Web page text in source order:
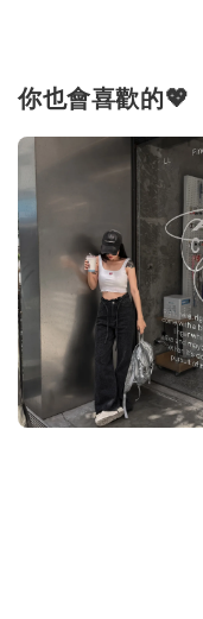
你也會喜歡的💖